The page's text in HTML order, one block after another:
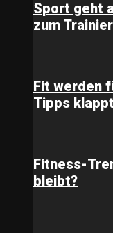
Sport geht
zum
Fit werden
Tipps
Fitness-
bleibt?